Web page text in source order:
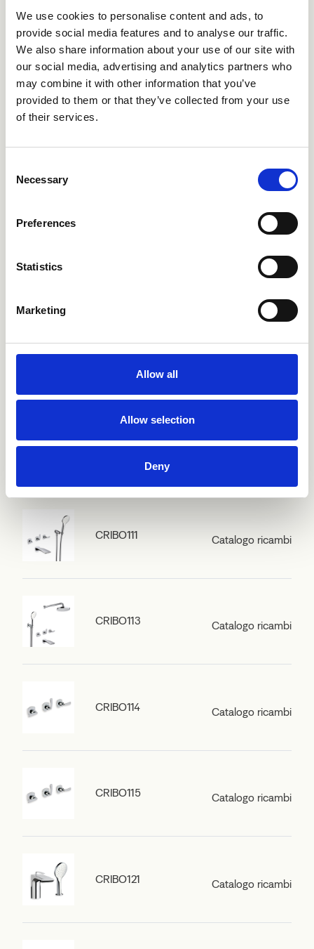
We use cookies to personalise content and ads, to
provide social media features and to analyse our traffic.
We also share information about your use of our site with
our social media, advertising and analytics partners who
may combine it with other information that you’ve
provided to them or that they’ve collected from your use
of their services.
Selection
Necessary
Preferences
Statistics
Marketing
Allow all
Allow selection
Deny
CRIBA957 Catalogo ricambi
CRIBA958 Catalogo ricambi
Catalogo ricambi
Catalogo ricambi
CRIBO103
CRIBO111 Catalogo ricambi
CRIBO113 Catalogo ricambi
CRIBO114 Catalogo ricambi
CRIBO115 Catalogo ricambi
CRIBO121 Catalogo ricambi